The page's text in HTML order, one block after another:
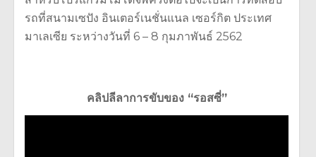
รถที่สนามเซปัง อินเตอร์เนชั่นแนล เซอร์กิต ประเทศ
มาเลเซีย ระหว่างวันที่ 6 – 8 กุมภาพันธ์ 2562
คลิปลีลาการขับของ “รอสซี่”